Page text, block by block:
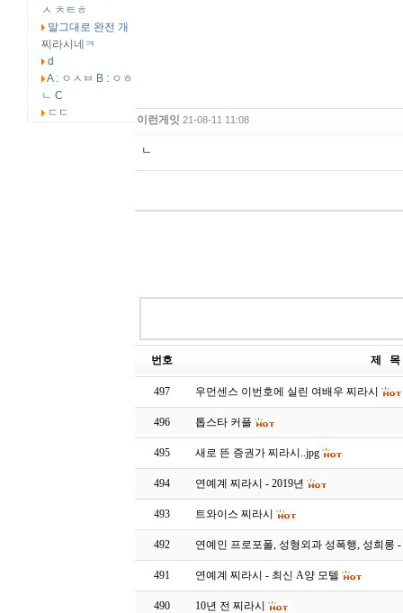
ㅅ ㅊㅌㅎ
말그대로 완전 개
찌라시네ㅋ
d
A : ㅇㅅㅂ B : ㅇㅎ
ㄴ C
ㄷㄷ
이런게잇 21-08-11 11:08
ㄴ
번호 제 목
497 우먼센스 이번호에 실린 여배우 찌라시
496 톱스타 커플
495 새로 뜬 증권가 찌라시..jpg
494 연예계 찌라시 - 2019년
493 트와이스 찌라시
492 연예인 프로포폴, 성형외과 성폭행, 성희롱
491 연예계 찌라시 - 최신 A양 모텔
490 10년 전 찌라시